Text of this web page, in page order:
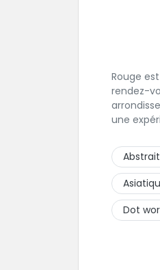
Rouge
rendez-
arrondissement
une
?"C'est
même
temps,
donner à
irréprochable. La bonne
Abstrait
Dot